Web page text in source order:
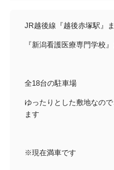
JR越後線『越後赤塚駅』
『新潟看護医療専門学校
全18台の駐車場
ゆったりとした敷地なの
ます
※現在満車です